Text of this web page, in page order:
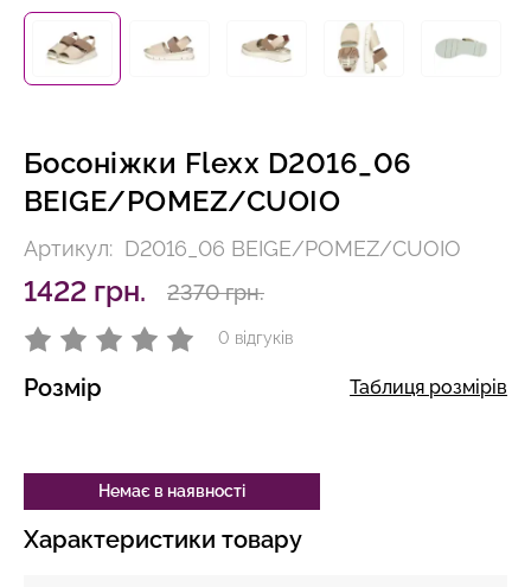
Босоніжки Flexx D2016_06
BEIGE/POMEZ/CUOIO
Артикул: D2016_06 BEIGE/POMEZ/CUOIO
1422 грн. 2370 грн.
0 відгуків
Розмір Таблиця розмірів
Немає в наявності
Характеристики товару